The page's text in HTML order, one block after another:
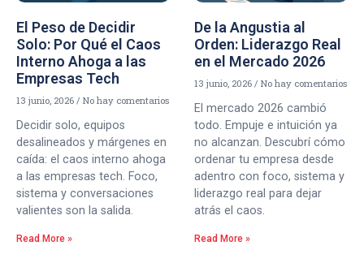
El Peso de Decidir
Solo: Por Qué el Caos
Interno Ahoga a las
Empresas Tech
13 junio, 2026 No hay comentarios
Decidir solo, equipos
desalineados y márgenes en
caída: el caos interno ahoga
a las empresas tech. Foco,
sistema y conversaciones
valientes son la salida.
Read More »
De la Angustia al
Orden: Liderazgo Real
en el Mercado 2026
13 junio, 2026 No hay comentarios
El mercado 2026 cambió
todo. Empuje e intuición ya
no alcanzan. Descubrí cómo
ordenar tu empresa desde
adentro con foco, sistema y
liderazgo real para dejar
atrás el caos.
Read More »